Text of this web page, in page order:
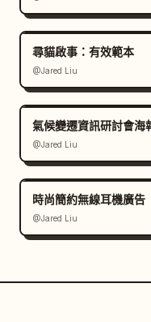
尋貓啟事：有效範本
@Jared Liu
氣候變遷資訊研討會海
@Jared Liu
時尚簡約無線耳機廣告
@Jared Liu